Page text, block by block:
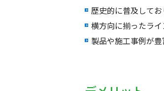
歴史的に普及してお
横方向に揃ったライ
製品や施工事例が豊